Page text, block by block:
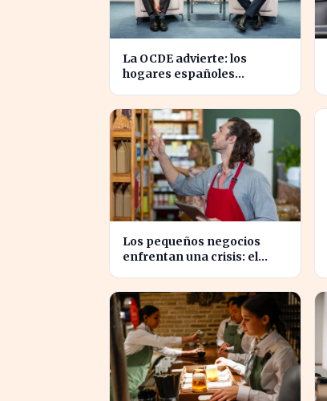
La OCDE advierte: los
hogares españoles
Los pequeños negocios
enfrentan una crisis: el